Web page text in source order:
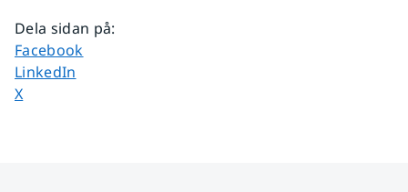
Dela sidan på:
Dela sidan på
Facebook
Dela sidan på
LinkedIn
Dela sidan på
X